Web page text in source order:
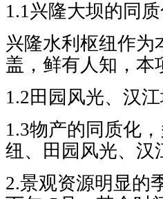
1.1兴隆大坝的同
兴隆水利枢纽作为
盖，鲜有人知，本
1.2田园风光、汉
1.3物产的同质化
纽、田园风光、汉
2.景观资源明显的